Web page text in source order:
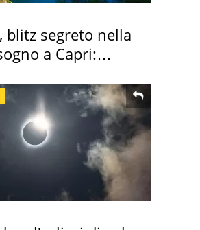
blitz segreto nella
a Capri: